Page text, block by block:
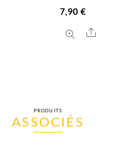
7,90 €
Share
PRODUITS
ASSOCIÉS